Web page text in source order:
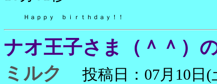
Ｈａｐｐｙ　ｂｉｒｔｈｄａｙ！！
ナオ王子さま（＾＾）
ミルク 投稿日：07月10日(